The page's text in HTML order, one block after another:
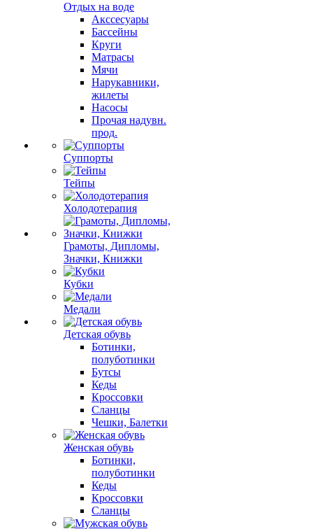
Отдых на воде
Акссесуары
Бассейны
Круги
Матрасы
Мячи
Нарукавники,
жилеты
Насосы
Прочая надувн.
прод.
Суппорты
Тейпы
Холодотерапия
Грамоты, Дипломы,
Значки, Книжки
Кубки
Медали
Детская обувь
Ботинки,
полуботинки
Бутсы
Кеды
Кроссовки
Сланцы
Чешки, Балетки
Женская обувь
Ботинки,
полуботинки
Кеды
Кроссовки
Сланцы